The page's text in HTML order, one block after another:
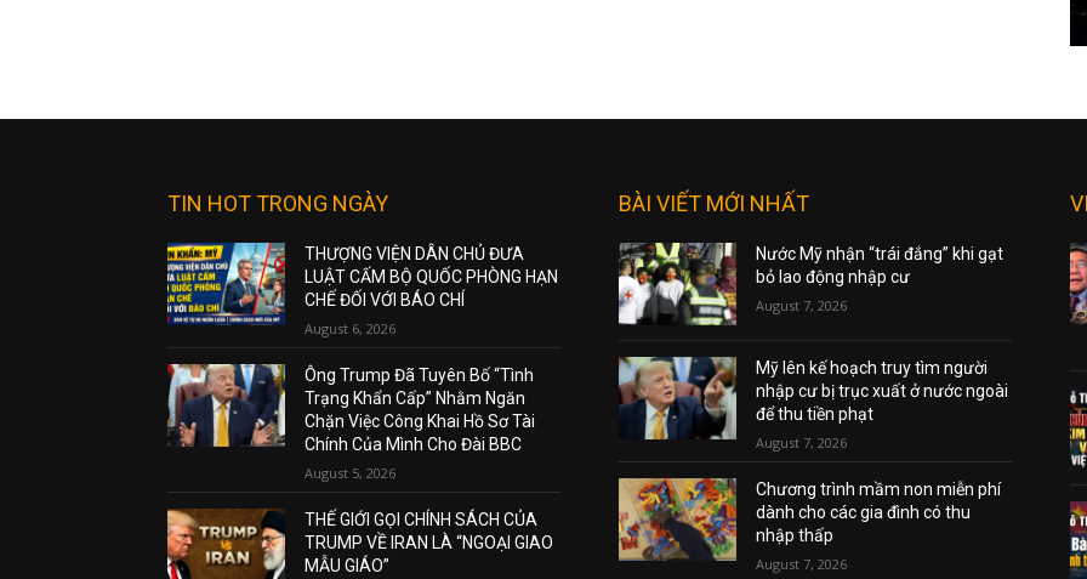
TIN HOT TRONG NGÀY
THƯỢNG VIỆN DÂN CHỦ ĐƯA
LUẬT CẤM BỘ QUỐC PHÒNG HẠN
CHẾ ĐỐI VỚI BÁO CHÍ
August 6, 2026
Ông Trump Đã Tuyên Bố “Tình
Trạng Khẩn Cấp” Nhằm Ngăn
Chặn Việc Công Khai Hồ Sơ Tài
Chính Của Mình Cho Đài BBC
August 5, 2026
THẾ GIỚI GỌI CHÍNH SÁCH CỦA
TRUMP VỀ IRAN LÀ “NGOẠI GIAO
MẪU GIÁO”
BÀI VIẾT MỚI NHẤT
Nước Mỹ nhận “trái đắng” khi gạt
bỏ lao động nhập cư
August 7, 2026
Mỹ lên kế hoạch truy tìm người
nhập cư bị trục xuất ở nước ngoài
để thu tiền phạt
August 7, 2026
Chương trình mầm non miễn phí
dành cho các gia đình có thu
nhập thấp
August 7, 2026